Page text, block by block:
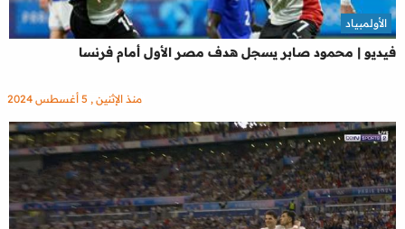
فيديو | محمود صابر يسجل هدف مصر الأول أمام فرنسا
الأولمبياد
منذ الإثنين , 5 أغسطس 2024